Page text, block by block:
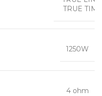
TRUE TIME
1250W
4 ohm